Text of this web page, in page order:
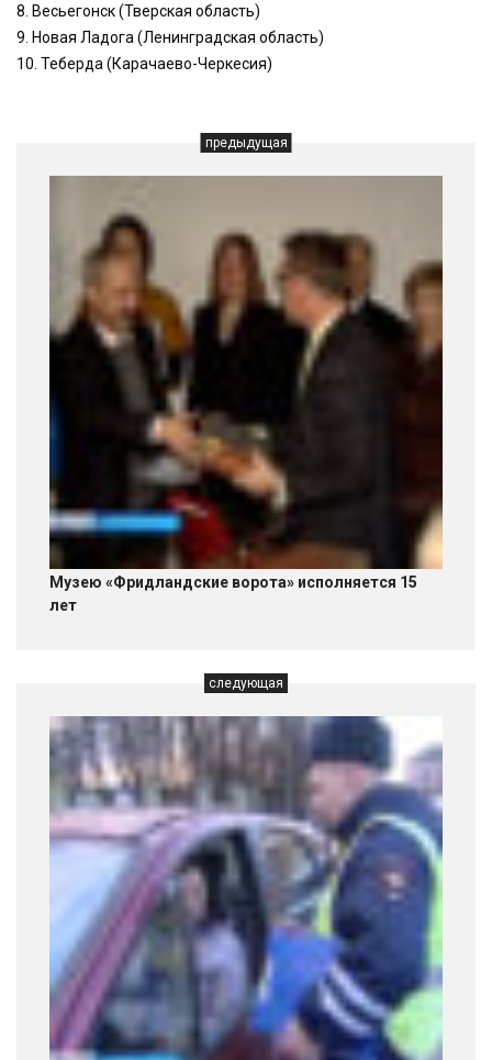
8. Весьегонск (Тверская область)
9. Новая Ладога (Ленинградская область)
10. Теберда (Карачаево-Черкесия)
предыдущая
Музею «Фридландские ворота» исполняется 15
лет
следующая